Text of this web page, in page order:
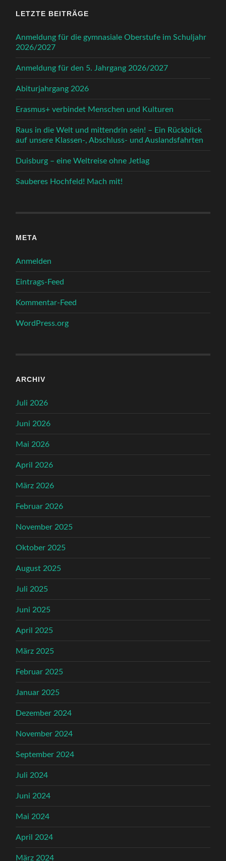
LETZTE BEITRÄGE
Anmeldung für die gymnasiale Oberstufe im Schuljahr
2026/2027
Anmeldung für den 5. Jahrgang 2026/2027
Abiturjahrgang 2026
Erasmus+ verbindet Menschen und Kulturen
Raus in die Welt und mittendrin sein! – Ein Rückblick
auf unsere Klassen-, Abschluss- und Auslandsfahrten
Duisburg – eine Weltreise ohne Jetlag
Sauberes Hochfeld! Mach mit!
META
Anmelden
Eintrags-Feed
Kommentar-Feed
WordPress.org
ARCHIV
Juli 2026
Juni 2026
Mai 2026
April 2026
März 2026
Februar 2026
November 2025
Oktober 2025
August 2025
Juli 2025
Juni 2025
April 2025
März 2025
Februar 2025
Januar 2025
Dezember 2024
November 2024
September 2024
Juli 2024
Juni 2024
Mai 2024
April 2024
März 2024